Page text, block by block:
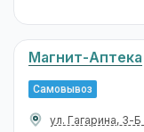
Магнит-Аптека
Самовывоз
ул. Гагарина, 3-Б